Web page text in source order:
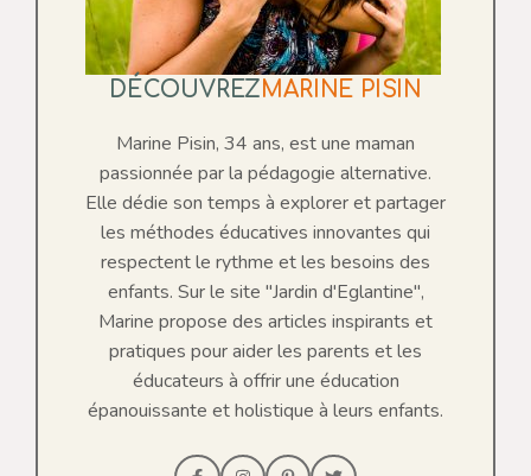
DÉCOUVREZMARINE PISIN
Marine Pisin, 34 ans, est une maman
passionnée par la pédagogie alternative.
Elle dédie son temps à explorer et partager
les méthodes éducatives innovantes qui
respectent le rythme et les besoins des
enfants. Sur le site "Jardin d'Eglantine",
Marine propose des articles inspirants et
pratiques pour aider les parents et les
éducateurs à offrir une éducation
épanouissante et holistique à leurs enfants.